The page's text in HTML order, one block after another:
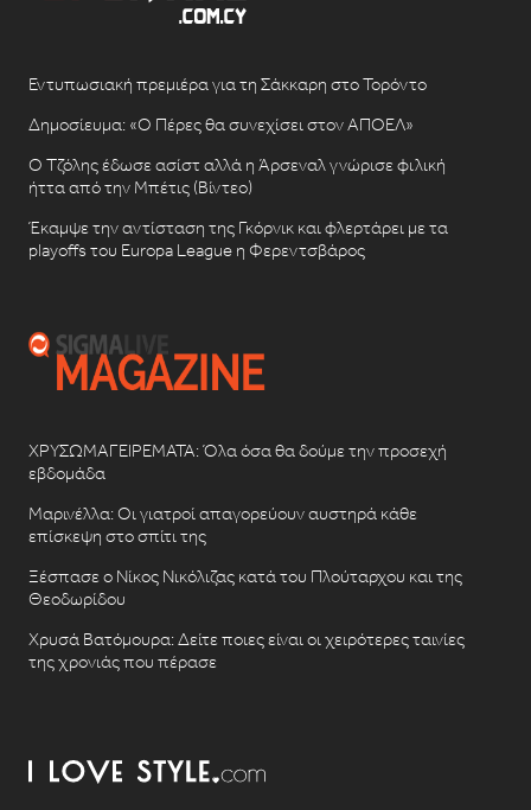
Εντυπωσιακή πρεμιέρα για τη Σάκκαρη στο Τορόντο
Δημοσίευμα: «Ο Πέρες θα συνεχίσει στον ΑΠΟΕΛ»
Ο Τζόλης έδωσε ασίστ αλλά η Άρσεναλ γνώρισε φιλική
ήττα από την Μπέτις (Βίντεο)
Έκαμψε την αντίσταση της Γκόρνικ και φλερτάρει με τα
playoffs του Europa League η Φερεντσβάρος
ΧΡΥΣΩΜΑΓΕΙΡΕΜΑΤΑ: Όλα όσα θα δούμε την προσεχή
εβδομάδα
Μαρινέλλα: Οι γιατροί απαγορεύουν αυστηρά κάθε
επίσκεψη στο σπίτι της
Ξέσπασε ο Νίκος Νικόλιζας κατά του Πλούταρχου και της
Θεοδωρίδου
Χρυσά Βατόμουρα: Δείτε ποιες είναι οι χειρότερες ταινίες
της χρονιάς που πέρασε